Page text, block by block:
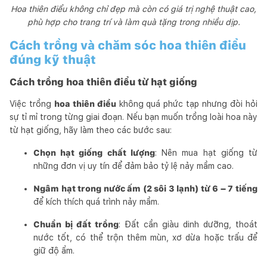
Hoa thiên điểu không chỉ đẹp mà còn có giá trị nghệ thuật cao,
phù hợp cho trang trí và làm quà tặng trong nhiều dịp.
Cách trồng và chăm sóc hoa thiên điểu
đúng kỹ thuật
Cách trồng hoa thiên điểu từ hạt giống
Việc trồng hoa thiên điểukhông quá phức tạp nhưng đòi hỏi
sự tỉ mỉ trong từng giai đoạn. Nếu bạn muốn trồng loài hoa này
từ hạt giống, hãy làm theo các bước sau:
Chọn hạt giống chất lượng: Nên mua hạt giống từ
những đơn vị uy tín để đảm bảo tỷ lệ nảy mầm cao.
Ngâm hạt trong nước ấm (2 sôi 3 lạnh) từ 6 – 7 tiếng
để kích thích quá trình nảy mầm.
Chuẩn bị đất trồng: Đất cần giàu dinh dưỡng, thoát
nước tốt, có thể trộn thêm mùn, xơ dừa hoặc trấu để
giữ độ ẩm.